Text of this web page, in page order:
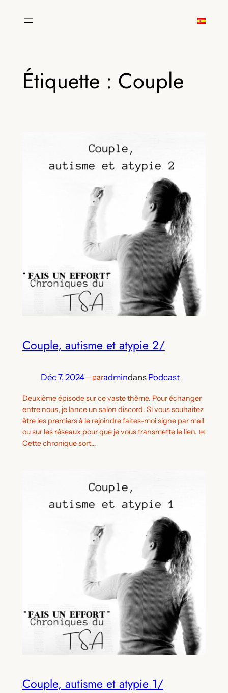
Étiquette : Couple
Couple, autisme et atypie 2/
Déc 7, 2024—paradmindans Podcast
Deuxième épisode sur ce vaste thème. Pour échanger
entre nous, je lance un salon discord. Si vous souhaitez
être les premiers à le rejoindre faites-moi signe par mail
ou sur les réseaux pour que je vous transmette le lien. 📅
Cette chronique sort…
Couple, autisme et atypie 1/